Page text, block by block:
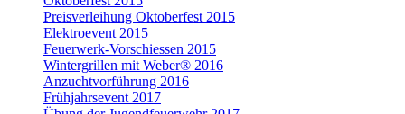
Preisverleihung Oktoberfest 2015
Elektroevent 2015
Feuerwerk-Vorschiessen 2015
Wintergrillen mit Weber® 2016
Anzuchtvorführung 2016
Frühjahrsevent 2017